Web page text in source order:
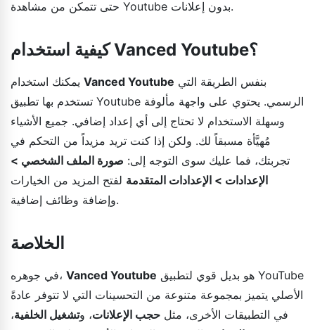
حتى تتمكن من مشاهدة Youtube بدون إعلانات.
كيفية استخدام Vanced Youtube؟
Vanced Youtube
تستخدم بها تطبيق Youtube الرسمي. يحتوي على واجهة مألوفة
وسهلة الاستخدام لا تحتاج إلى أي إعداد إضافي. جميع الأشياء
مُهيَّأة مسبقاً لك. ولكن إذا كنت تريد مزيداً من التحكم في
تجربتك، فما عليك سوى التوجه إلى: صورة الملف الشخصي >
الإعدادات > الإعدادات المتقدمة لفتح المزيد من الخيارات
وإضافة وظائف إضافية.
الخلاصة
في جوهره، Vanced Youtube
الأصلي يتميز بمجموعة متنوعة من التحسينات التي لا تتوفر عادةً
في التطبيقات الأخرى، مثل حجب الإعلانات، وتشغيل الخلفية،